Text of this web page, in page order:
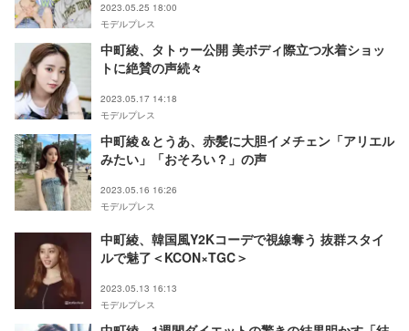
2023.05.25 18:00
モデルプレス
中町綾、タトゥー公開 美ボディ際立つ水着ショッ
トに絶賛の声続々
2023.05.17 14:18
モデルプレス
中町綾＆とうあ、赤髪に大胆イメチェン「アリエル
みたい」「おそろい？」の声
2023.05.16 16:26
モデルプレス
中町綾、韓国風Y2Kコーデで視線奪う 抜群スタイ
ルで魅了＜KCON×TGC＞
2023.05.13 16:13
モデルプレス